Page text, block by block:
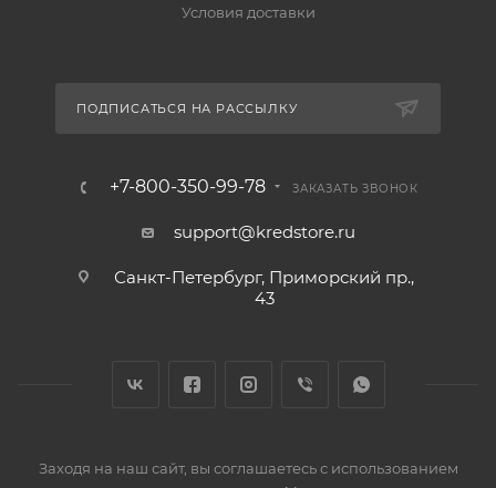
Условия доставки
ПОДПИСАТЬСЯ НА РАССЫЛКУ
+7-800-350-99-78 ЗАКАЗАТЬ ЗВОНОК
support@kredstore.ru
Санкт-Петербург, Приморский пр.,
43
Заходя на наш сайт, вы соглашаетесь с использованием